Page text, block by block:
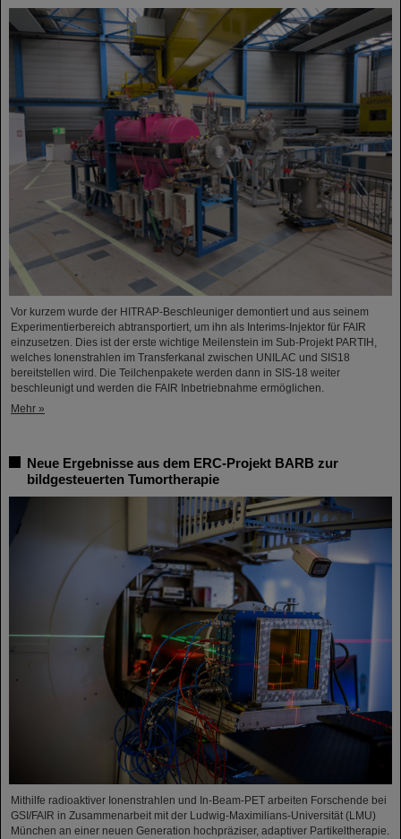
Vor kurzem wurde der HITRAP-Beschleuniger demontiert und aus seinem
Experimentierbereich abtransportiert, um ihn als Interims-Injektor für FAIR
einzusetzen. Dies ist der erste wichtige Meilenstein im Sub-Projekt PARTIH,
welches Ionenstrahlen im Transferkanal zwischen UNILAC und SIS18
bereitstellen wird. Die Teilchenpakete werden dann in SIS-18 weiter
beschleunigt und werden die FAIR Inbetriebnahme ermöglichen.
Mehr »
Neue Ergebnisse aus dem ERC-Projekt BARB zur
bildgesteuerten Tumortherapie
Mithilfe radioaktiver Ionenstrahlen und In-Beam-PET arbeiten Forschende bei
GSI/FAIR in Zusammenarbeit mit der Ludwig-Maximilians-Universität (LMU)
München an einer neuen Generation hochpräziser, adaptiver Partikeltherapie.